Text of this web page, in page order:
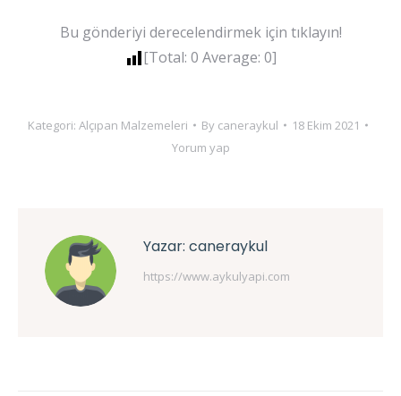
Bu gönderiyi derecelendirmek için tıklayın!
[Total: 0 Average: 0]
Kategori: Alçıpan Malzemeleri By caneraykul
18 Ekim 2021
Yorum yap
Yazar: caneraykul
https://www.aykulyapi.com